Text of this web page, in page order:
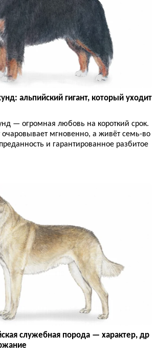
альпийский гигант, который уходит
— огромная любовь на короткий срок.
очаровывает мгновенно, а живёт семь-во
и гарантированное разбитое
служебная порода — характер, др